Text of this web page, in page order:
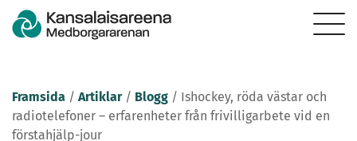
Framsida / Artiklar/ Blogg / Ishockey, röda västar och
radiotelefoner – erfarenheter från frivilligarbete vid en
förstahjälp-jour